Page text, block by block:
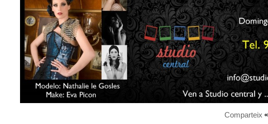
Comparteix